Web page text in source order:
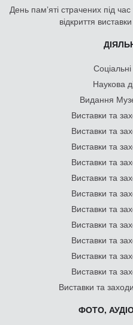
День памʼяті страчених під
відкриття
Наукова
Видання
Виставки та
Виставки та
Виставки та
Виставки та
Виставки та
Виставки та
Виставки та
Виставки та
Виставки та
Виставки та
Виставки та
Виставки та
ФОТО,